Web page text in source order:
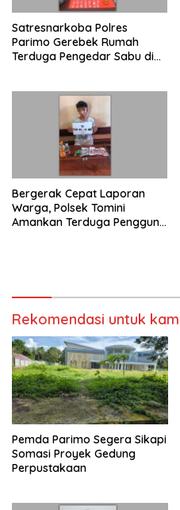
Satresnarkoba Polres
Parimo Gerebek Rumah
Terduga Pengedar Sabu di
Bergerak Cepat Laporan
Warga, Polsek Tomini
Amankan Terduga Pengguna
Rekomendasi untuk
Pemda Parimo Segera Sikapi
Somasi Proyek Gedung
Perpustakaan